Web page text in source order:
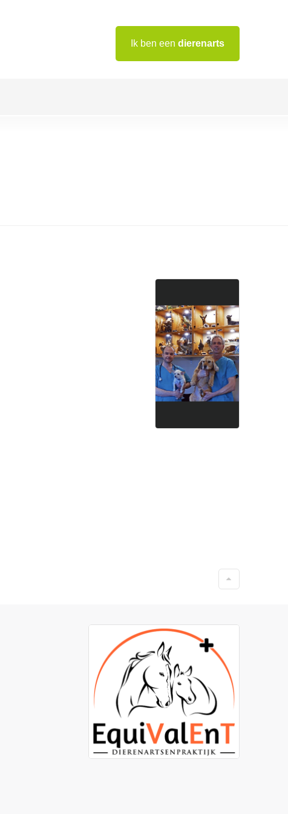
Ik ben een dierenarts